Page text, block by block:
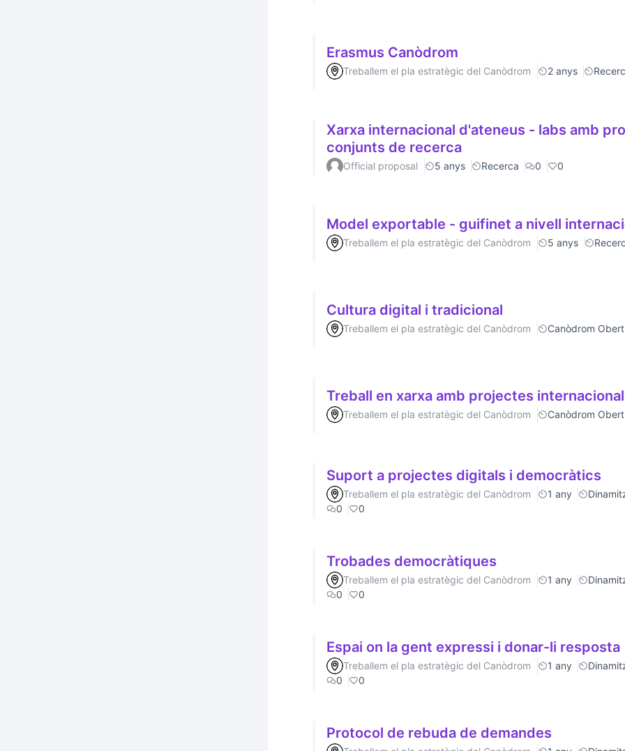
Erasmus Canòdrom
Treballem el pla estratègic del Canòdrom 2 anys
Xarxa internacional d'ateneus - labs amb
conjunts de recerca
Official proposal 5 anys Recerca 0 0
Model exportable - guifinet a nivell
Treballem el pla estratègic del Canòdrom 5 anys
Cultura digital i tradicional
Treballem el pla estratègic del Canòdrom Canòdrom Obert
Treball en xarxa amb projectes
Treballem el pla estratègic del Canòdrom Canòdrom Obert
Suport a projectes digitals i democràtics
Treballem el pla estratègic del Canòdrom 1 any
0
0
Trobades democràtiques
Treballem el pla estratègic del Canòdrom 1 any
0
0
Espai on la gent expressi i donar-li resposta
Treballem el pla estratègic del Canòdrom 1 any
0
0
Protocol de rebuda de demandes